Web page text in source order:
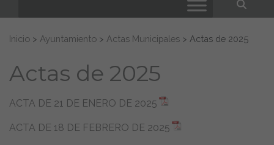
Buscar:
Inicio > Ayuntamiento > Actas Municipales > Actas de 2025
Actas de 2025
ACTA DE 21 DE ENERO DE 2025
ACTA DE 18 DE FEBRERO DE 2025